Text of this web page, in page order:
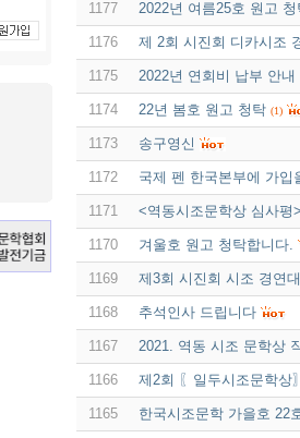
1177 2022년 여름25호 원고 청
1176 제 2회 시진회 디카시조
1175 2022년 연회비 납부 안내
1174 22년 봄호 원고 청탁 (1)
1173 송구영신
1172 국제 펜 한국본부에 가입
1171 <역동시조문학상 심사평
1170 겨울호 원고 청탁합니다.
1169 제3회 시진회 시조 경연
1168 추석인사 드립니다
1167 2021. 역동 시조 문학상
1166 제2회 〖일두시조문학상
1165 한국시조문학 가을호 22